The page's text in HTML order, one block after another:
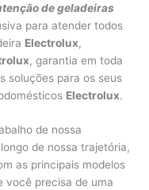
de geladeiras
para atender todos
Electrolux,
, garantia em toda
soluções para os seus
Electrolux.
de nossa
de nossa trajetória,
as principais modelos
você precisa de uma